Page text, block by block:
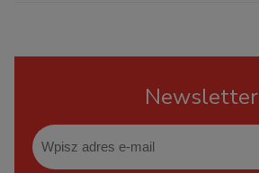
Newsletter